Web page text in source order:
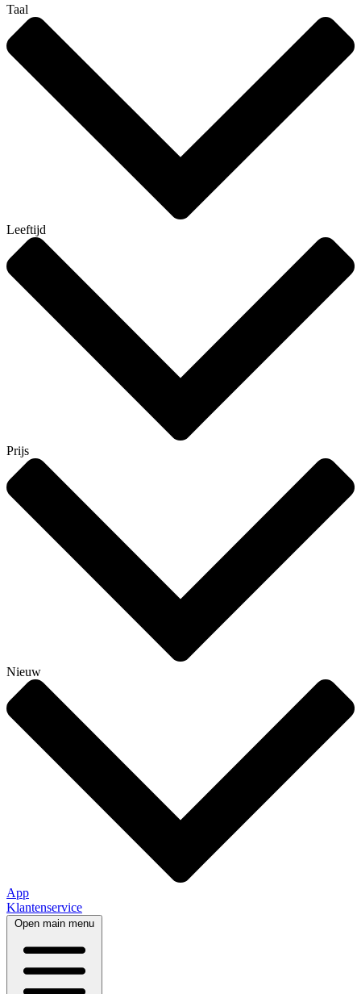
Taal
Leeftijd
Prijs
Nieuw
App
Klantenservice
Open main menu